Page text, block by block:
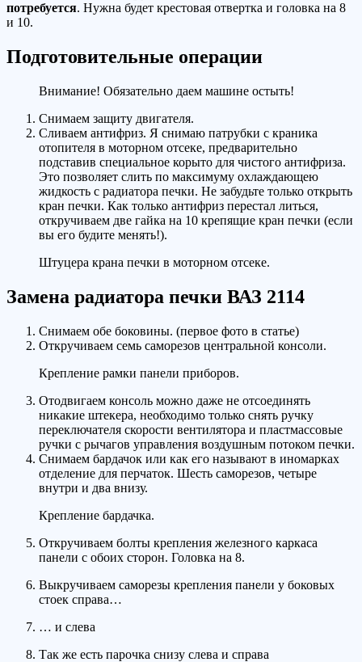
потребуется. Нужна будет крестовая отвертка и головка на 8
и 10.
Подготовительные операции
Внимание! Обязательно даем машине остыть!
Снимаем защиту двигателя.
Сливаем антифриз. Я снимаю патрубки с краника
отопителя в моторном отсеке, предварительно
подставив специальное корыто для чистого антифриза.
Это позволяет слить по максимуму охлаждающею
жидкость с радиатора печки. Не забудьте только открыть
кран печки. Как только антифриз перестал литься,
откручиваем две гайка на 10 крепящие кран печки (если
вы его будите менять!).
Штуцера крана печки в моторном отсеке.
Замена радиатора печки ВАЗ 2114
Снимаем обе боковины. (первое фото в статье)
Откручиваем семь саморезов центральной консоли.
Крепление рамки панели приборов.
Отодвигаем консоль можно даже не отсоединять
никакие штекера, необходимо только снять ручку
переключателя скорости вентилятора и пластмассовые
ручки с рычагов управления воздушным потоком печки.
Снимаем бардачок или как его называют в иномарках
отделение для перчаток. Шесть саморезов, четыре
внутри и два внизу.
Крепление бардачка.
Откручиваем болты крепления железного каркаса
панели с обоих сторон. Головка на 8.
Выкручиваем саморезы крепления панели у боковых
стоек справа…
… и слева
Так же есть парочка снизу слева и справа